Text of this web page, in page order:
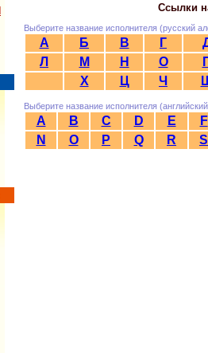
Ссылки
Выберите название исполнителя (русский
А Б В Г
Л
М Н О
Х
Ц Ч
Выберите название исполнителя
A B C D E
F
N
O P Q R S